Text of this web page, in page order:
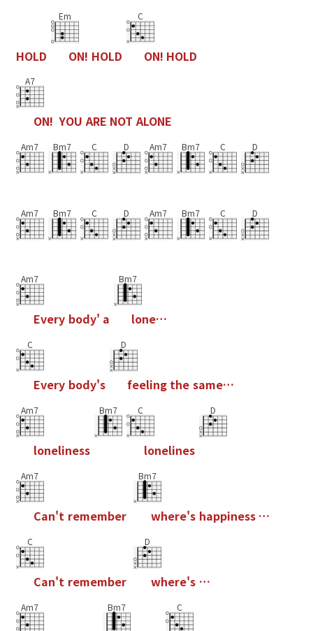
HOLD
Em
ON! HOLD
C
ON! HOLD
A7
ON! YOU ARE NOT ALONE
Am7 Bm7 C D Am7 Bm7 C D
Am7 Bm7 C D Am7 Bm7 C D
Am7
Every body' a
Bm7
lone…
C
Every body's
D
feeling the same…
Am7
loneliness
Bm7 C
lonelines
D
Am7
Can't remember
Bm7
where's happiness …
C
Can't remember
D
where's …
Am7 Bm7 C